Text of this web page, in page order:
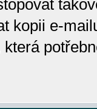
kopii e-